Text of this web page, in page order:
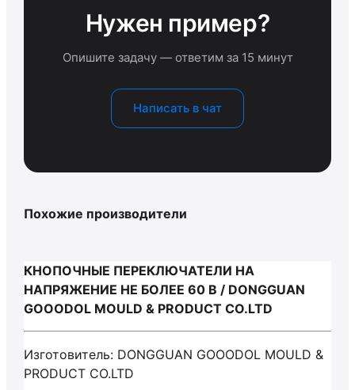
Нужен пример?
Опишите задачу — ответим за 15 минут
Написать в чат
Похожие производители
КНОПОЧНЫЕ ПЕРЕКЛЮЧАТЕЛИ НА
НАПРЯЖЕНИЕ НЕ БОЛЕЕ 60 В / DONGGUAN
GOOODOL MOULD & PRODUCT CO.LTD
Изготовитель: DONGGUAN GOOODOL MOULD &
PRODUCT CO.LTD